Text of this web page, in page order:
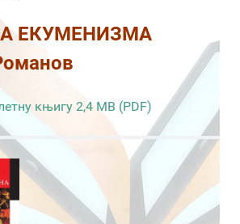
ЕКУМЕНИЗМА
књигу 2,4 MB (PDF)